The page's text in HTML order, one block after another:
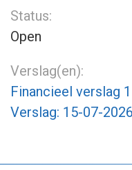
Status:
Open
Verslag(en):
Financieel verslag
Verslag: 15-07-2026